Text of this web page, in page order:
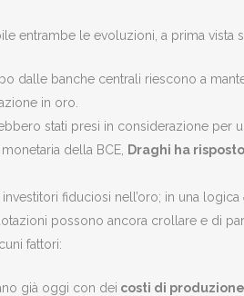
entrambe le evoluzioni, a prima
dalle banche centrali riescono a
in oro.
stati presi in considerazione per
della BCE,
Draghi ha
fiduciosi nell’oro; in una logica
possono ancora crollare e di
fattori:
già oggi con dei costi di